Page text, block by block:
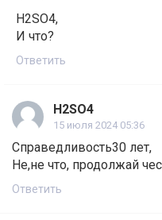
H2SO4,
И что?
Ответить
H2SO4
15 июля 2024 05:36
Справедливость30 лет,
Не,не что, продолжай
Ответить